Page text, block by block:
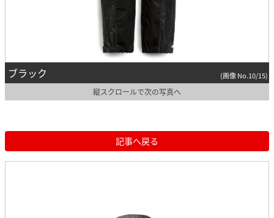
ブラック (画像 No.10/15)
縦スクロールで次の写真へ
記事へ戻る